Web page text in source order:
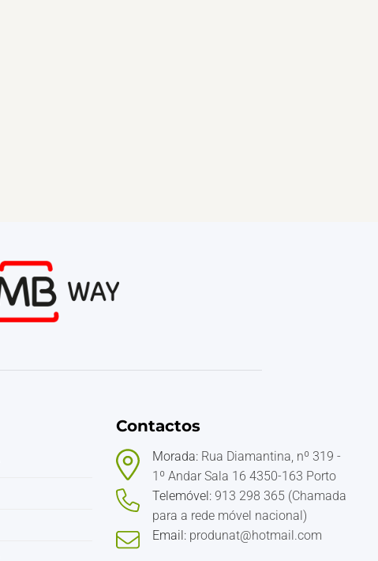
Contactos
Morada: Rua Diamantina, nº 319 -
1º Andar Sala 16 4350-163 Porto
Telemóvel: 913 298 365 (Chamada
para a rede móvel nacional)
Email: produnat@hotmail.com